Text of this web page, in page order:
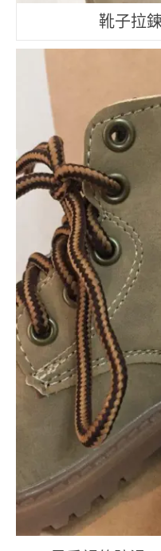
靴子拉